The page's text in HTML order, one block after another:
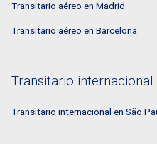
Transitario aéreo en Madrid
Transitario aéreo en Barcelona
Transitario internacional
Transitario internacional en São